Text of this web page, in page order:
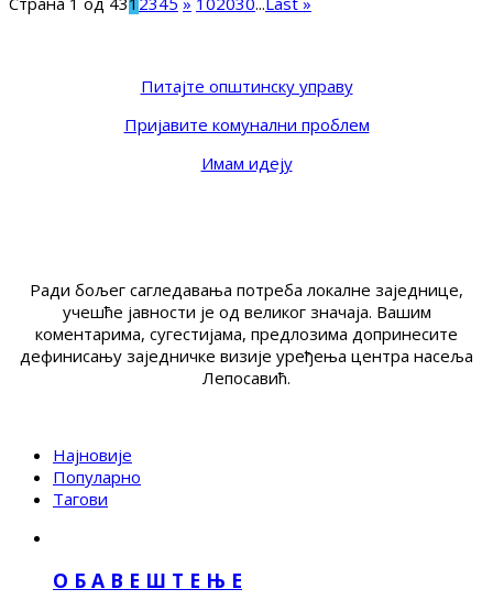
Питајте општинску управу
Пријавите комунални проблем
Имам идеју
Ради бољег сагледавања потреба локалне заједнице,
учешће јавности је од великог значаја. Вашим
коментарима, сугестијама, предлозима допринесите
дефинисању заједничке визије уређења центра насеља
Лепосавић.
Најновије
Популарно
Тагови
О Б А В Е Ш Т Е Њ Е